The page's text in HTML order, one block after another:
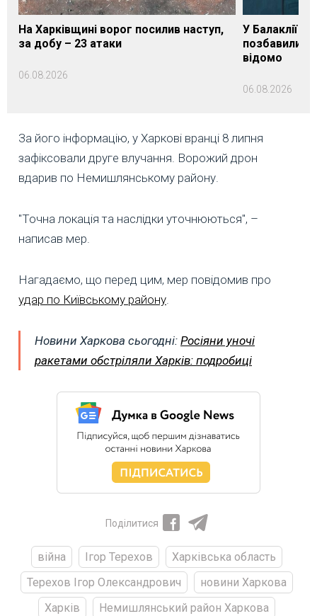
На Харківщині ворог посилив наступ,
за добу – 23 атаки
06.08.2026
У Балаклії
позбавили
відомо
06.08.2026
За його інформацію, у Харкові вранці 8 липня
зафіксовали друге влучання. Ворожий дрон
вдарив по Немишлянському району.
"Точна локація та наслідки уточнюються", –
написав мер.
Нагадаємо, що перед цим, мер повідомив про
удар по Київському району.
Новини Харкова сьогодні: Росіяни уночі
ракетами обстріляли Харків: подробиці
Поділитися
війна Ігор Терехов
Харківська область
Терехов Ігор Олександрович
новини Харкова
Харків
Немишлянський район Харкова